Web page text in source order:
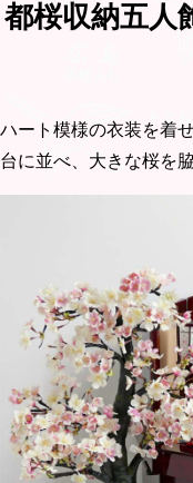
都桜収納五人
ハート模様の衣装を着
台に並べ、大きな桜を